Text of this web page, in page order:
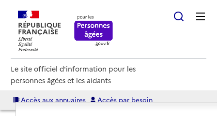
RÉPUBLIQUE
FRANÇAISE
Le site officiel d'information pour les
personnes âgées et les aidants
Accès aux annuaires Accès par besoin